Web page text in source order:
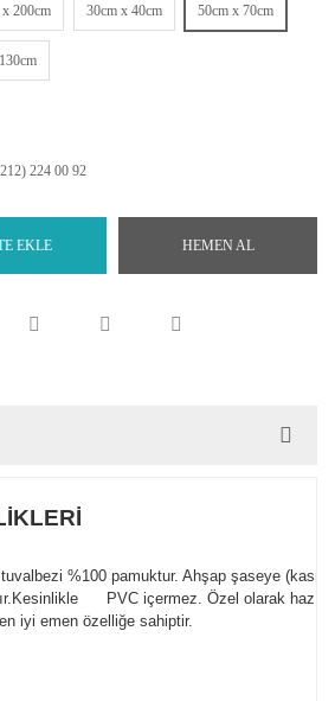
x 200cm 30cm x 40cm 50cm x 70cm
224 00 92
EKLE HEMEN AL
%100 pamuktur. Ahşap şaseye
Kesinlikle PVC içermez. Özel olarak
iyi emen özelliğe sahiptir.